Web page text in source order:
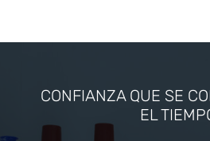
CONFIANZA QUE SE
EL